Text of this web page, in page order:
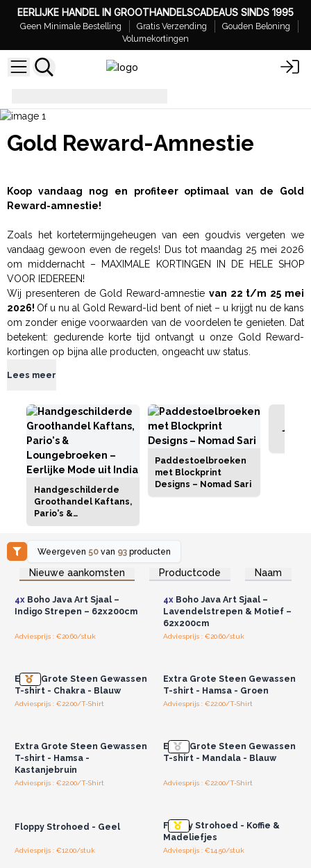
EERLIJKE HANDEL IN GROOTHANDELSCADEAUS SINDS 1995
Geen Minimale Bestelling Gratis Verzending
Gouden Beloning
Volumekortingen
Gold Reward-Amnestie
Koop vandaag nog en profiteer optimaal van de Gold
Reward-amnestie!
Zoals het kortetermijngeheugen van een goudvis vergeten we
vandaag gewoon even de regels! Dus tot maandag 25 mei 2026
om middernacht – MAXIMALE KORTINGEN IN DE HELE SHOP
VOOR IEDEREEN!
Wij presenteren de Gold Reward-amnestie van 22 t/m 25 mei
2026! Of u nu al Gold Reward-lid bent of niet – u krijgt nu de kans
om zonder enige voorwaarden van de voordelen te genieten. Dat
betekent: gedurende korte tijd ontvangt u onze Gold Reward-
kortingen op bijna alle producten, ongeacht uw status.
Lees meer
Handgeschilderde
Groothandel Kaftans,
Pario's &
Loungebroeken –
India
Paddestoelbroeken
met Blockprint
Designs – Nomad Sari
Jute
Weergeven 50 van 93 producten
Nieuwe aankomsten Productcode Naam
Log in of registreer u voor
groothandelsprijzen.
4xBoho Java Art Sjaal –
Indigo Strepen – 62x200cm
Adviesprijs : €20.60/stuk
Log in of registreer u voor
groothandelsprijzen.
4xBoho Java Art Sjaal –
Lavendelstrepen & Motief –
62x200cm
Adviesprijs : €20.60/stuk
Extra Grote Steen Gewassen
T-shirt - Chakra - Blauw
Adviesprijs : €22.00/T-Shirt
Extra Grote Steen Gewassen
T-shirt - Hamsa - Groen
Adviesprijs : €22.00/T-Shirt
Extra Grote Steen Gewassen
T-shirt - Hamsa -
Kastanjebruin
Adviesprijs : €22.00/T-Shirt
Extra Grote Steen Gewassen
T-shirt - Mandala - Blauw
Adviesprijs : €22.00/T-Shirt
Floppy Strohoed - Geel
Adviesprijs : €12.00/stuk
Floppy Strohoed - Koffie &
Madeliefjes
Adviesprijs : €14.50/stuk